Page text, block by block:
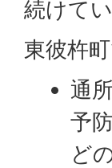
続けて
東彼杵
通
予
ど